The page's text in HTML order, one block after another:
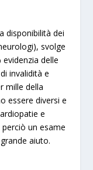
disponibilità dei
svolge
delle
invalidità e
mille della
essere diversi e
e
un esame
aiuto.